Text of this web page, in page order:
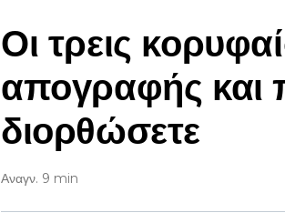
Οι τρεις
απογραφής και
διορθώσετε
Αναγν. 9 min